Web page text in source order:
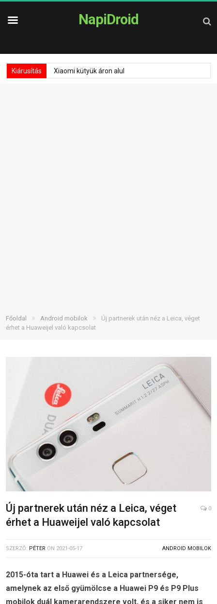
NapiDroid
Kiárusítás Xiaomi kütyük áron alul
Főoldal » Android mobilok »
Új partnerek után néz a Leica, véget
érhet a Huaweijel való kapcsolat
Új partnerek után néz a Leica, véget
érhet a Huaweijel való kapcsolat
0
SZERZŐ: PÉTER ON 2021-05-17 ANDROID MOBILOK
2015-óta tart a Huawei és a Leica partnersége,
amelynek az első gyümölcse a Huawei P9 és P9 Plus
mobilok duál kamerarendszere volt, és a siker nem is